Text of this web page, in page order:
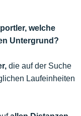
welche
Untergrund?
die auf der Suche
Laufeinheiten